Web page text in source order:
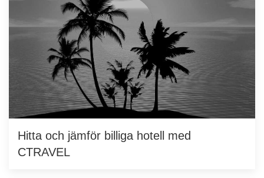
Hitta och jämför billiga hotell med
CTRAVEL